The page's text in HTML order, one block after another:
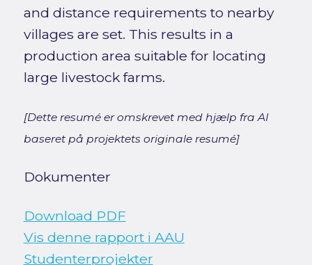
and distance requirements to nearby
villages are set. This results in a
production area suitable for locating
large livestock farms.
[Dette resumé er omskrevet med hjælp fra AI
baseret på projektets originale resumé]
Dokumenter
Download PDF
Vis denne rapport i AAU
Studenterprojekter